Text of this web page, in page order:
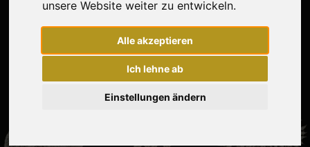
unsere Website weiter zu entwickeln.
Alle akzeptieren
Ich lehne ab
Einstellungen ändern